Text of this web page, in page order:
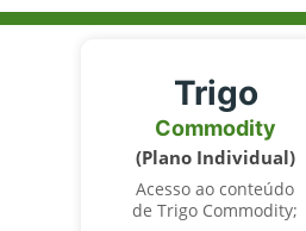
Trigo
Commodity
(Plano Individual)
Acesso ao conteúdo
de Trigo Commodity;